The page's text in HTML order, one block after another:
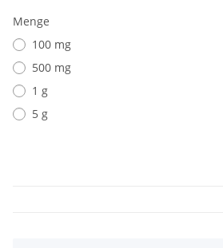
Menge
100 mg
500 mg
1 g
5 g